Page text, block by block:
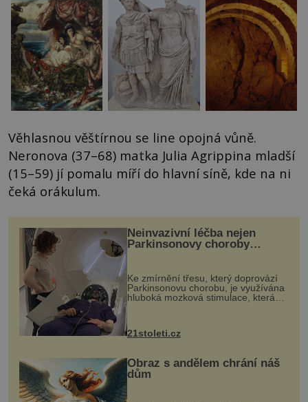
Věhlasnou věštírnou se line opojná vůně.
Neronova (37–68) matka Julia Agrippina mladší
(15–59) jí pomalu míří do hlavní síně, kde na ni
čeká orákulum.
Neinvazivní léčba nejen
Parkinsonovy choroby
Ke zmírnění třesu, který doprovází
Parkinsonovu chorobu, je využívána
hluboká mozková stimulace, která
však vyžaduje vysoce invazivní
zákrok. Ultrazvuk zase není vhodný
k dostatečně přesnému zacílení ...
21stoleti.cz
Obraz s andělem chrání náš
dům